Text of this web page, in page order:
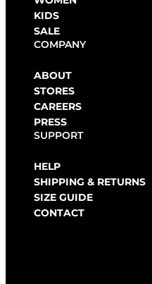
KIDS
SALE
COMPANY
ABOUT
STORES
CAREERS
PRESS
SUPPORT
HELP
SHIPPING & RETURNS
SIZE GUIDE
CONTACT